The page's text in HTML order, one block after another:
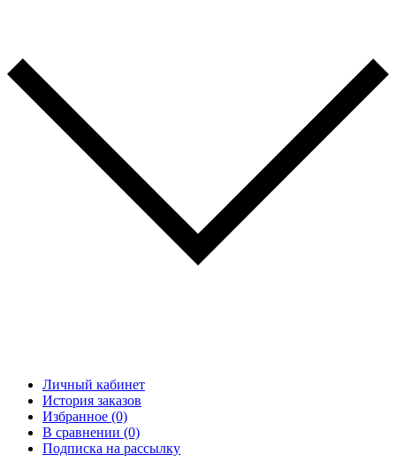
Личный кабинет
История заказов
Избранное (0)
В сравнении (0)
Подписка на рассылку